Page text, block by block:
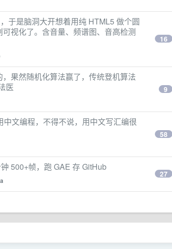
于是脑洞大开想着用纯 HTML5 做个圆
视化了。含音量、频谱图、音高检测
16
果然随机化算法赢了，传统登机算法
医
9
文编程，不得不说，用中文写汇编很
58
500+帧，跑 GAE 存 GitHub
27